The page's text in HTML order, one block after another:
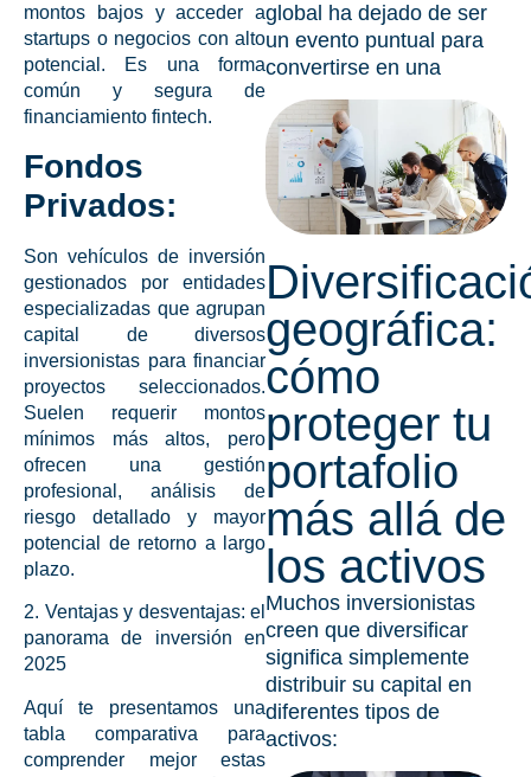
montos bajos y acceder a
startups o negocios con alto
potencial. Es una forma
común y segura de
financiamiento fintech.
Fondos
Privados:
Son vehículos de inversión
gestionados por entidades
especializadas que agrupan
capital de diversos
inversionistas para financiar
proyectos seleccionados.
Suelen requerir montos
mínimos más altos, pero
ofrecen una gestión
profesional, análisis de
riesgo detallado y mayor
potencial de retorno a largo
plazo.
2. Ventajas y desventajas: el
panorama de inversión en
2025
Aquí te presentamos una
tabla comparativa para
comprender mejor estas
global ha dejado de ser
un evento puntual para
convertirse en una
geográfica:
cómo
proteger tu
portafolio
más allá de
los activos
Muchos inversionistas
creen que diversificar
significa simplemente
distribuir su capital en
diferentes tipos de
activos: